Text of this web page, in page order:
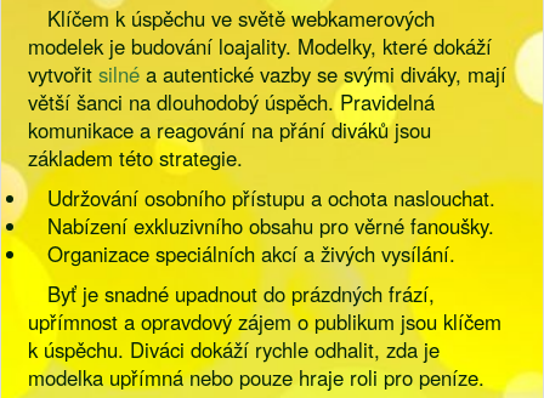
Klíčem k úspěchu ve světě webkamerových
modelek je budování loajality. Modelky, které dokáží
vytvořitsilné a autentické vazby se svými diváky, mají
větší šanci na dlouhodobý úspěch. Pravidelná
komunikace a reagování na přání diváků jsou
základem této strategie.
Udržování osobního přístupu a ochota naslouchat.
Nabízení exkluzivního obsahu pro věrné fanoušky.
Organizace speciálních akcí a živých vysílání.
Byť je snadné upadnout do prázdných frází,
upřímnost a opravdový zájem o publikum jsou klíčem
k úspěchu. Diváci dokáží rychle odhalit, zda je
modelka upřímná nebo pouze hraje roli pro peníze.